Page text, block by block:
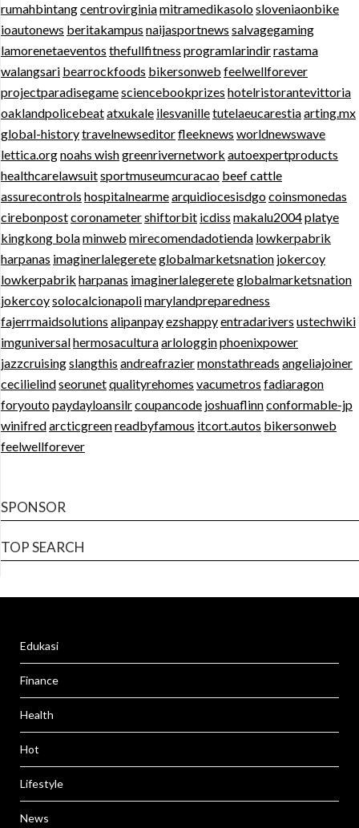
rumahbintangcentrovirginiamitramedikasolosloveniaonbike
ioautonews beritakampus naijasportnews salvagegaming
lamorenetaeventos thefullfitness programlarindirrastama
walangsari bearrockfoods bikersonweb feelwellforever
projectparadisegamesciencebookprizes hotelristorantevittoria
oaklandpolicebeatatxukale ilesvanilletutelaeucarestiaarting.mx
global-historytravelnewseditorfleeknews worldnewswave
lettica.orgnoahs wishgreenrivernetwork autoexpertproducts
healthcarelawsuitsportmuseumcuracao beef cattle
assurecontrols hospitalnearmearquidiocesisdgocoinsmonedas
cirebonpostcoronametershiftorbit icdiss makalu2004platye
kingkong bolaminweb mirecomendadotienda lowkerpabrik
harpanas imaginerlalegereteglobalmarketsnation jokercoy
lowkerpabrik harpanas imaginerlalegereteglobalmarketsnation
jokercoysolocalcionapolimarylandpreparedness
fajerrmaidsolutions alipanpayezshappyentradarivers ustechwiki
imguniversalhermosaculturaarlologginphoenixpower
jazzcruisingslangthis andreafraziermonstathreads angeliajoiner
cecilielindseorunetqualityrehomes vacumetros fadiaragon
foryoutopaydayloansilrcoupancode joshuaflinnconformable-jp
winifredarcticgreenreadbyfamous itcort.autos bikersonweb
feelwellforever
SPONSOR
TOP SEARCH
Edukasi
Finance
Health
Hot
Lifestyle
News